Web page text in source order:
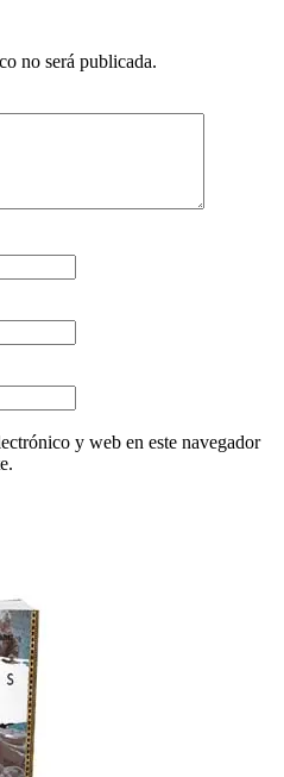
no será publicada.
y web en este navegador